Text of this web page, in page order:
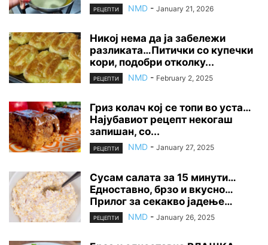
РЕЦЕПТИ NMD - January 21, 2026
Никој нема да ја забележи
разликата…Питички со купечки
кори, подобри отколку...
РЕЦЕПТИ NMD - February 2, 2025
Гриз колач кој се топи во уста…
Најубавиот рецепт некогаш
запишан, со...
РЕЦЕПТИ NMD - January 27, 2025
Сусам салата за 15 минути…
Едноставно, брзо и вкусно…
Прилог за секакво јадење…
РЕЦЕПТИ NMD - January 26, 2025